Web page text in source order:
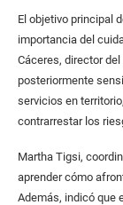
El objetivo principal
importancia del
Cáceres, director
posteriormente
servicios en
contrarrestar los
Martha Tigsi,
aprender cómo
Además, indicó que